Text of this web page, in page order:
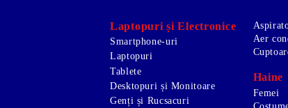
Laptopuri și Electronice
Smartphone-uri
Laptopuri
Tablete
Desktopuri și Monitoare
Genți și Rucsacuri
Aer
Haine
Femei